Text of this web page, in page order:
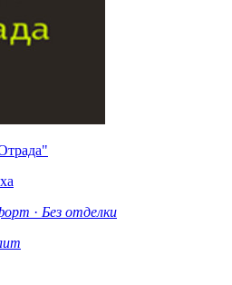
· Без отделки